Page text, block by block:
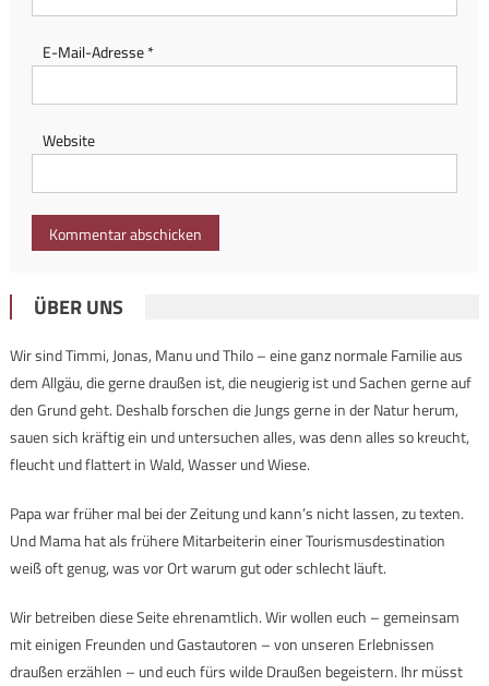
E-Mail-Adresse*
Website
ÜBER UNS
Wir sind Timmi, Jonas, Manu und Thilo – eine ganz normale Familie aus
dem Allgäu, die gerne draußen ist, die neugierig ist und Sachen gerne auf
den Grund geht. Deshalb forschen die Jungs gerne in der Natur herum,
sauen sich kräftig ein und untersuchen alles, was denn alles so kreucht,
fleucht und flattert in Wald, Wasser und Wiese.
Papa war früher mal bei der Zeitung und kann’s nicht lassen, zu texten.
Und Mama hat als frühere Mitarbeiterin einer Tourismusdestination
weiß oft genug, was vor Ort warum gut oder schlecht läuft.
Wir betreiben diese Seite ehrenamtlich. Wir wollen euch – gemeinsam
mit einigen Freunden und Gastautoren – von unseren Erlebnissen
draußen erzählen – und euch fürs wilde Draußen begeistern. Ihr müsst